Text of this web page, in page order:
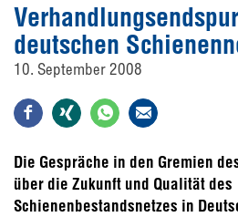
deutschen
10. September 2008
Die Gespräche in den Gremien
über die Zukunft und Qualität des
Schienenbestandsnetzes in